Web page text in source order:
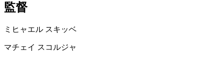
監督
ミヒャエル スキッベ
マチェイ スコルジャ